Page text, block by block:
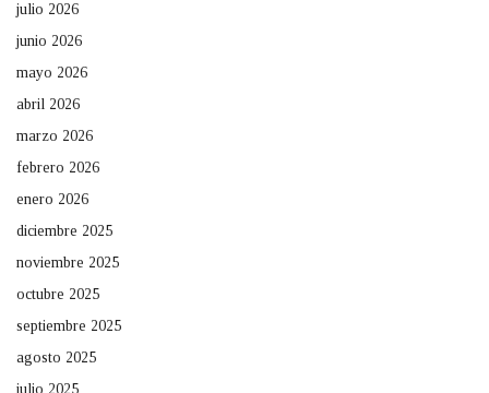
julio 2026
junio 2026
mayo 2026
abril 2026
marzo 2026
febrero 2026
enero 2026
diciembre 2025
noviembre 2025
octubre 2025
septiembre 2025
agosto 2025
julio 2025